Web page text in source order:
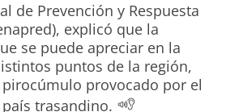
de Prevención y Respuesta
explicó que la
se puede apreciar en la
puntos de la región,
provocado por el
trasandino.